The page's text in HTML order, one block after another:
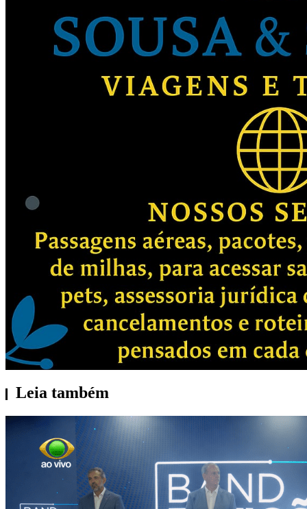
Leia também